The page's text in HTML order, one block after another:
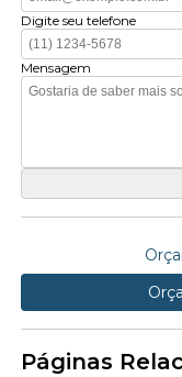
Digite seu telefone
Mensagem
Páginas